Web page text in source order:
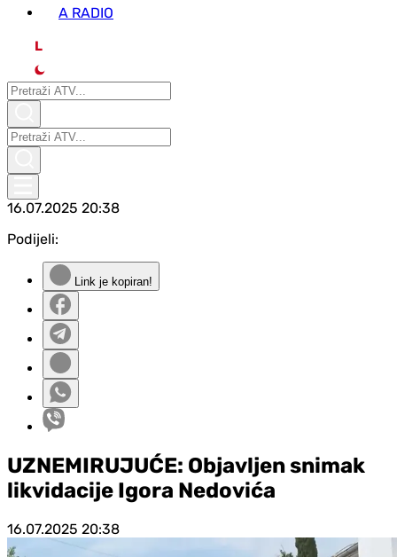
A RADIO
L
16.07.2025 20:38
Podijeli:
Link je kopiran!
UZNEMIRUJUĆE: Objavljen snimak
likvidacije Igora Nedovića
16.07.2025 20:38